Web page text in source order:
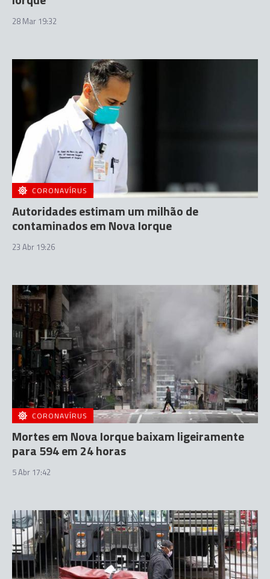
28 Mar 19:32
CORONAVÍRUS
Autoridades estimam um milhão de
contaminados em Nova Iorque
23 Abr 19:26
CORONAVÍRUS
Mortes em Nova Iorque baixam ligeiramente
para 594 em 24 horas
5 Abr 17:42